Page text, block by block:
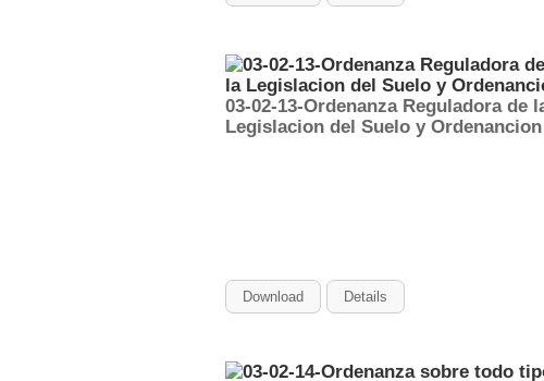
03-02-13-Ordenanza Reguladora
Legislacion del Suelo y
Download Details